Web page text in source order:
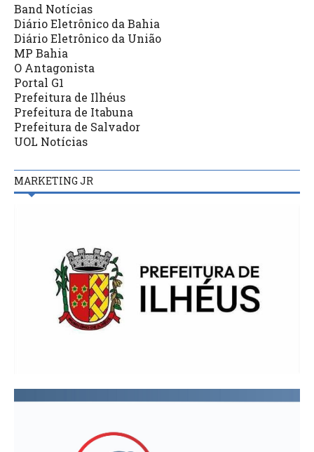
Band Notícias
Diário Eletrônico da Bahia
Diário Eletrônico da União
MP Bahia
O Antagonista
Portal G1
Prefeitura de Ilhéus
Prefeitura de Itabuna
Prefeitura de Salvador
UOL Notícias
MARKETING JR